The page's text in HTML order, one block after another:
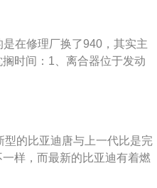
用了铝合金缸盖缸体。2、
箱。amt变速箱是一种自动变
构与手动变速箱差不多，这
控制机构可以控制变速箱换
在修理厂换了940，其实主
时间：1、离合器位于发动
定在飞轮的后平面上，离合
逐渐接合，以切断或传递发
的常用部件，可将传动系统
迅速而彻底；调节和修理方
能力；操作方便省力，常用
型的比亚迪唐与上一代比是完
样，而最新的比亚迪有着燃
高低配相互帮忙也是可以